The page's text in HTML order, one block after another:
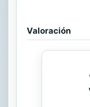
Valoración